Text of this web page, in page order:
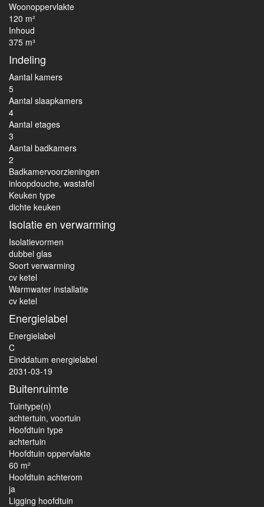
Woonoppervlakte
120 m²
Inhoud
375 m³
Indeling
Aantal kamers
5
Aantal slaapkamers
4
Aantal etages
3
Aantal badkamers
2
Badkamervoorzieningen
inloopdouche, wastafel
Keuken type
dichte keuken
Isolatie en verwarming
Isolatievormen
dubbel glas
Soort verwarming
cv ketel
Warmwater installatie
cv ketel
Energielabel
Energielabel
C
Einddatum energielabel
2031-03-19
Buitenruimte
Tuintype(n)
achtertuin, voortuin
Hoofdtuin type
achtertuin
Hoofdtuin oppervlakte
60 m²
Hoofdtuin achterom
ja
Ligging hoofdtuin